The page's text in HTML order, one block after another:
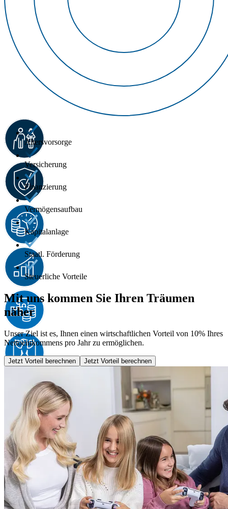
Altersvorsorge
Versicherung
Finanzierung
Vermögensaufbau
Kapitalanlage
Staatl. Förderung
Steuerliche Vorteile
Mit uns kommen Sie Ihren Träumen
näher
Unser Ziel ist es, Ihnen einen wirtschaftlichen Vorteil von 10% Ihres
Nettoeinkommens pro Jahr zu ermöglichen.
Jetzt Vorteil berechnen Jetzt Vorteil berechnen